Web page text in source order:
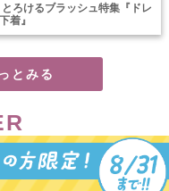
ろけるブラッシュ特集『ドレ
着』
とみる